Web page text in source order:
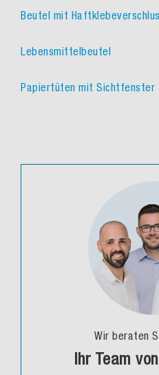
Beutel mit
Lebensmittelbeutel
Papiertüten mit Sichtfenster
Wir beraten
Ihr Team